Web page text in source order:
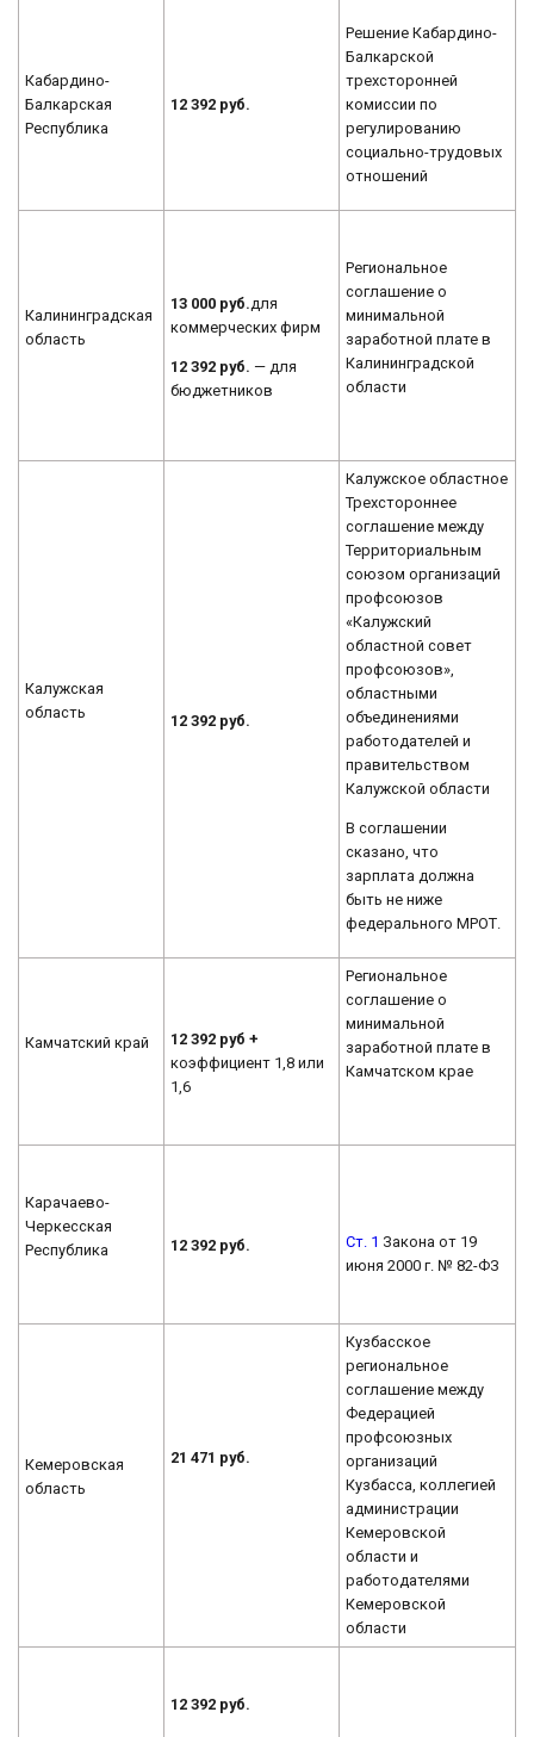
Кабардино-
Балкарская
Республика
12 392 руб.
Решение Кабардино-
Балкарской
трехсторонней
комиссии по
регулированию
социально-трудовых
отношений
Калининградская
область
13 000 руб.для
коммерческих фирм
12 392 руб. — для
бюджетников
Региональное
соглашение о
минимальной
заработной плате в
Калининградской
области
Калужская
область
12 392 руб.
Калужское областное
Трехстороннее
соглашение между
Территориальным
союзом организаций
профсоюзов
«Калужский
областной совет
профсоюзов»,
областными
объединениями
работодателей и
правительством
Калужской области
В соглашении
сказано, что
зарплата должна
быть не ниже
федерального МРОТ.
Камчатский край
12 392 руб +
коэффициент 1,8 или
1,6
Региональное
соглашение о
минимальной
заработной плате в
Камчатском крае
Карачаево-
Черкесская
Республика
12 392 руб. Ст. 1 Закона от 19
июня 2000 г. № 82-ФЗ
Кемеровская
область
21 471 руб.
Кузбасское
региональное
соглашение между
Федерацией
профсоюзных
организаций
Кузбасса, коллегией
администрации
Кемеровской
области и
работодателями
Кемеровской
области
12 392 руб.